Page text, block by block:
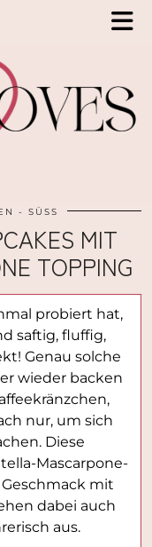
- SÜSS
MIT
TOPPING
probiert hat,
saftig, fluffig,
Genau solche
wieder backen
nur, um sich
Diese
Mascarpone-
mit
dabei auch
aus.